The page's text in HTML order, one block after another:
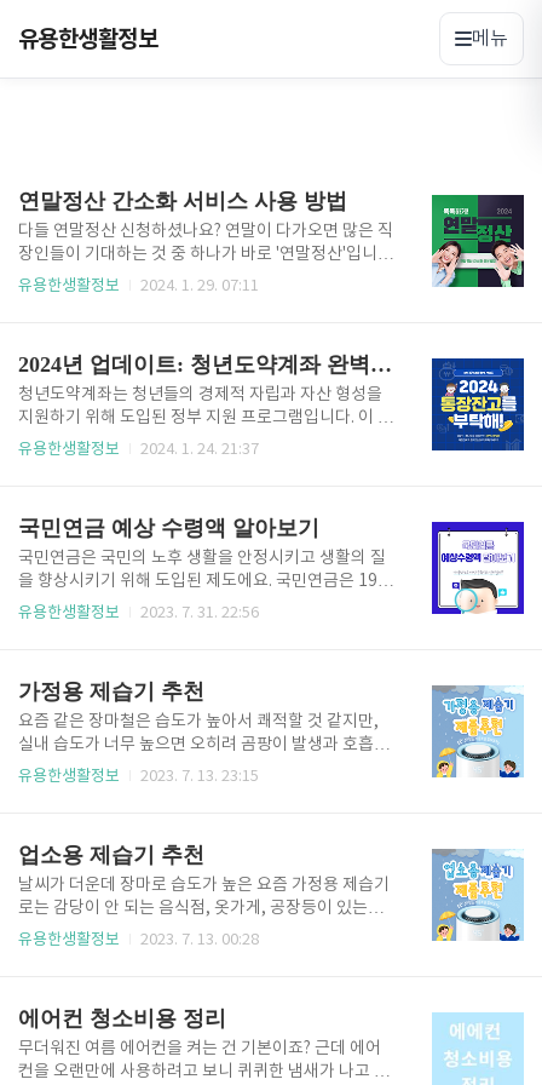
유용한생활정보 메뉴
연말정산 간소화 서비스 사용 방법
다들 연말정산 신청하셨나요? 연말이 다가오면 많은 직
장인들이 기대하는 것 중 하나가 바로 '연말정산'입니
다. 이 시기에는 '13월의 월급'이라고 불리는 세금 환급
쉽고 간단하게 알려드리겠습니다. 연말정산은 왜하는
가? 연말정산은 한 해 동안 직장인이 납부한 소득세를
정확하게 계산하는 과정입니다. 이를 통해 과납된 세금
은 환급받고, 부족한 세금은 추가로 납부하게 됩니다.
연말정산은 공정한 세금 시스템을 유지하기 위한 필수
국에서는 매년 1월부터 2월 ..
유용한생활정보 2024. 1. 29. 07:11
2024년 업데이트: 청년도약계좌 완벽 가이드
청년도약계좌는 청년들의 경제적 자립과 자산 형성을
지원하기 위해 도입된 정부 지원 프로그램입니다. 이 글
에서는 청년도약계좌의 최신 정보와 2024년 변경 사항
야 합니다. 육아휴직자도 가입이 허용되며, 소득이 없는
경우에도 신청이 가능합니다. ※ 병역이행기간(최대6
년)은 연령 계산시 빼고 계산 [개인소득] 직전 과세기간
의 총급여액이 7,500만원 이하이며, 종합소득과세표준
에 합산되는 종합소득금액이 6,300만원 이하인 경우
지 않은 기간에 소득..
유용한생활정보 2024. 1. 24. 21:37
국민연금 예상 수령액 알아보기
국민연금은 국민의 노후 생활을 안정시키고 생활의 질
을 향상시키기 위해 도입된 제도에요. 국민연금은 198
8년에 도입되었으며, 현재 2,000만 명 이상의 국민이
상 수령액이 얼마인지 궁굼하시지 않나요? 어떻게 확인
하는지 자세히 소개해 드릴게요. 국민연금 예상 수령액
알아보기 인증없이 간단하게 예상연금 알아보기 인증
없이 간단하게 조회하는 방법이 두가지에요. 아래의 링
크를 클릭하면 바로 조회하실수 있어요 예상연금 모의
이지에서 내연금 알아보기를 클릭..
유용한생활정보 2023. 7. 31. 22:56
가정용 제습기 추천
요즘 같은 장마철은 습도가 높아서 쾌적할 것 같지만,
실내 습도가 너무 높으면 오히려 곰팡이 발생과 호흡기
질환을 유발할 수 있습니다. 따라서 장마철에는 가정용
하세요. 가정용 제습기 제품 추천 LG 전자 오브제컬렉
션 DQ203PECA LG 전자 휘센 DQ132PWXC LG전자
오브제컬렉션 DQ163PECA LG전자 휘센 DQ202PSU
A 위닉스 뽀송 DXTE120-MPK 가정용 제습기 제품 비
교 구분 LG)DQ203PECA 가정용 제습기 LG) DQ132
유용한생활정보 2023. 7. 13. 23:15
업소용 제습기 추천
날씨가 더운데 장마로 습도가 높은 요즘 가정용 제습기
로는 감당이 안 되는 음식점, 옷가게, 공장등이 있는데
요 그래서 오늘은 업소용 제습기 제품들 중 가장 인기
니 비교글 보시고 구매하세요. 나우이엘 NED-062P 이
파람 EPD-AM39S 나우이엘 NED-052P 한빛시스템
HV-H150DH 한빛시스템 HV-H120DH 업소용 제습기
유용한생활정보 2023. 7. 13. 00:28
에어컨 청소비용 정리
무더워진 여름 에어컨을 켜는 건 기본이죠? 근데 에어
컨을 오랜만에 사용하려고 보니 퀴퀴한 냄새가 나고 별